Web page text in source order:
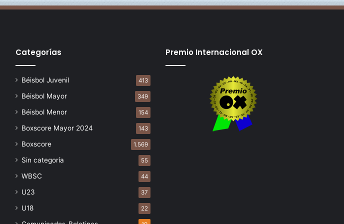
n
Categorías
Béisbol Juvenil 413
Béisbol Mayor 349
Béisbol Menor 154
Boxscore Mayor 2024 143
Boxscore 1.569
Sin categoría 55
WBSC 44
U23 37
U18 22
Premio Internacional OX